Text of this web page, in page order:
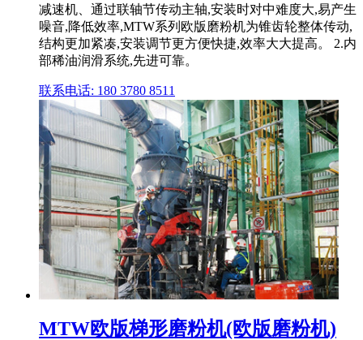
减速机、通过联轴节传动主轴,安装时对中难度大,易产生
噪音,降低效率,MTW系列欧版磨粉机为锥齿轮整体传动,
结构更加紧凑,安装调节更方便快捷,效率大大提高。 2.内
部稀油润滑系统,先进可靠。
联系电话: 180 3780 8511
MTW欧版梯形磨粉机(欧版磨粉机)